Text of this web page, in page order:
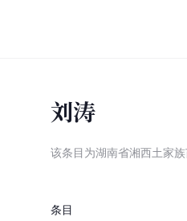
刘涛
该条目为湖南省湘西土家
条目